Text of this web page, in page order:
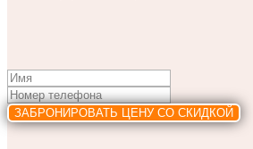
ЗАБРОНИРОВАТЬ ЦЕНУ СО СКИДКОЙ